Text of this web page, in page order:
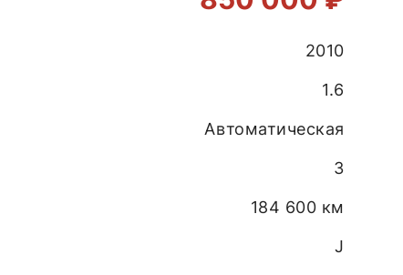
2010
1.6
Автоматическая
3
184 600 км
J